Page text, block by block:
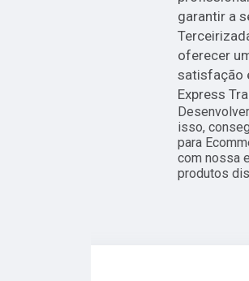
garantir a
oferecer
satisfação
Express
isso,
para
com nossa
produtos